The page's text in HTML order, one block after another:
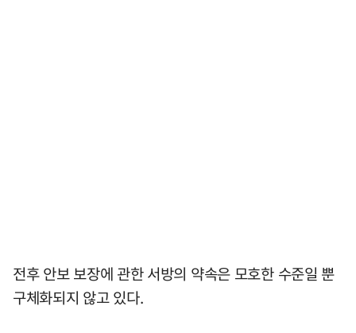
전후 안보 보장에 관한 서방의 약속은 모호한 수준일 뿐
구체화되지 않고 있다.